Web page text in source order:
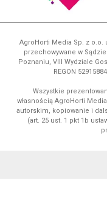
AgroHorti Media Sp. z o.o.
przechowywane w
Poznaniu, VIII Wydziale
REGON
Wszystkie
własnością AgroHorti
autorskim, kopiowanie i
(art. 25 ust. 1 pkt 1b